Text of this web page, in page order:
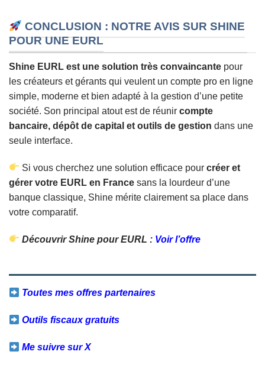
CONCLUSION : NOTRE AVIS SUR SHINE
POUR UNE EURL
Shine EURL est une solution très convaincante pour
les créateurs et gérants qui veulent un compte pro en ligne
simple, moderne et bien adapté à la gestion d’une petite
société. Son principal atout est de réunir compte
bancaire, dépôt de capital et outils de gestion dans une
seule interface.
Si vous cherchez une solution efficace pourcréer et
gérer votre EURL en France sans la lourdeur d’une
banque classique, Shine mérite clairement sa place dans
votre comparatif.
Découvrir Shine pour EURL : Voir l’offre
Toutes mes offres partenaires
Outils fiscaux gratuits
Me suivre sur X